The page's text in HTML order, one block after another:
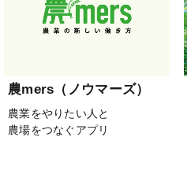
農mers（ノウマーズ）
農業をやりたい人と
農場をつなぐアプリ